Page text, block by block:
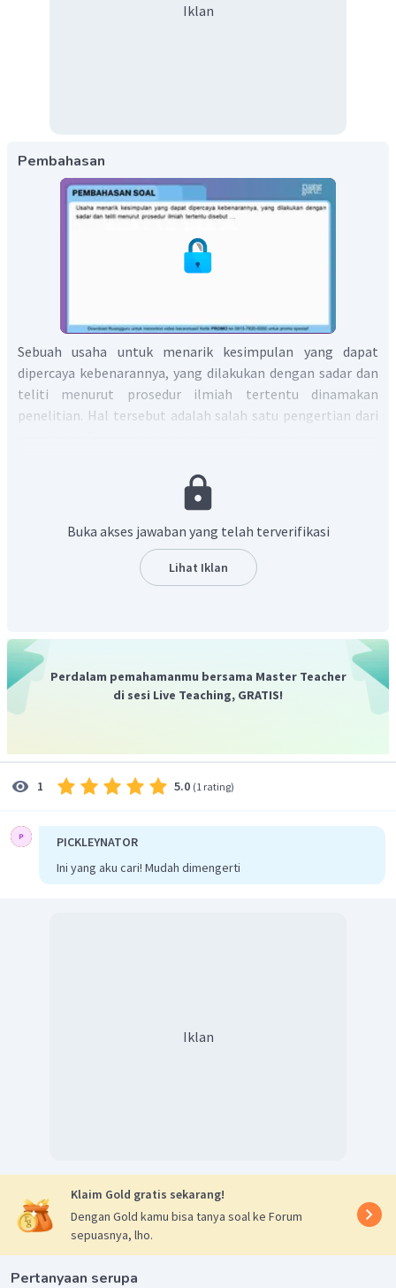
Iklan
Pembahasan
Sebuah usaha untuk menarik kesimpulan yang dapat
dipercaya kebenarannya, yang dilakukan dengan sadar dan
teliti menurut prosedur ilmiah tertentu dinamakan
penelitian. Hal tersebut adalah salah satu pengertian dari
Penelitian adalah aktivitas ilmiah yang
menggunakan metode ilmiah logis dan sistematis
terhadapt satu atau beberapa masalah dalam dunia
empiris melalui pengumpulan data.
Penelitian adalah suatu proses atau rangkaian
atau jawaban terhadap pertanyaan-pertanyaan
tertentu
Jadi, jawaban yang tepat adalah penelitian.
Buka akses jawaban yang telah terverifikasi
Lihat Iklan
Perdalam pemahamanmu bersama Master Teacher
di sesi Live Teaching, GRATIS!
1 5.0 (1 rating)
PICKLEYNATOR
Ini yang aku cari! Mudah dimengerti
Iklan
Klaim Gold gratis sekarang!
Dengan Gold kamu bisa tanya soal ke Forum
sepuasnya, lho.
Pertanyaan serupa